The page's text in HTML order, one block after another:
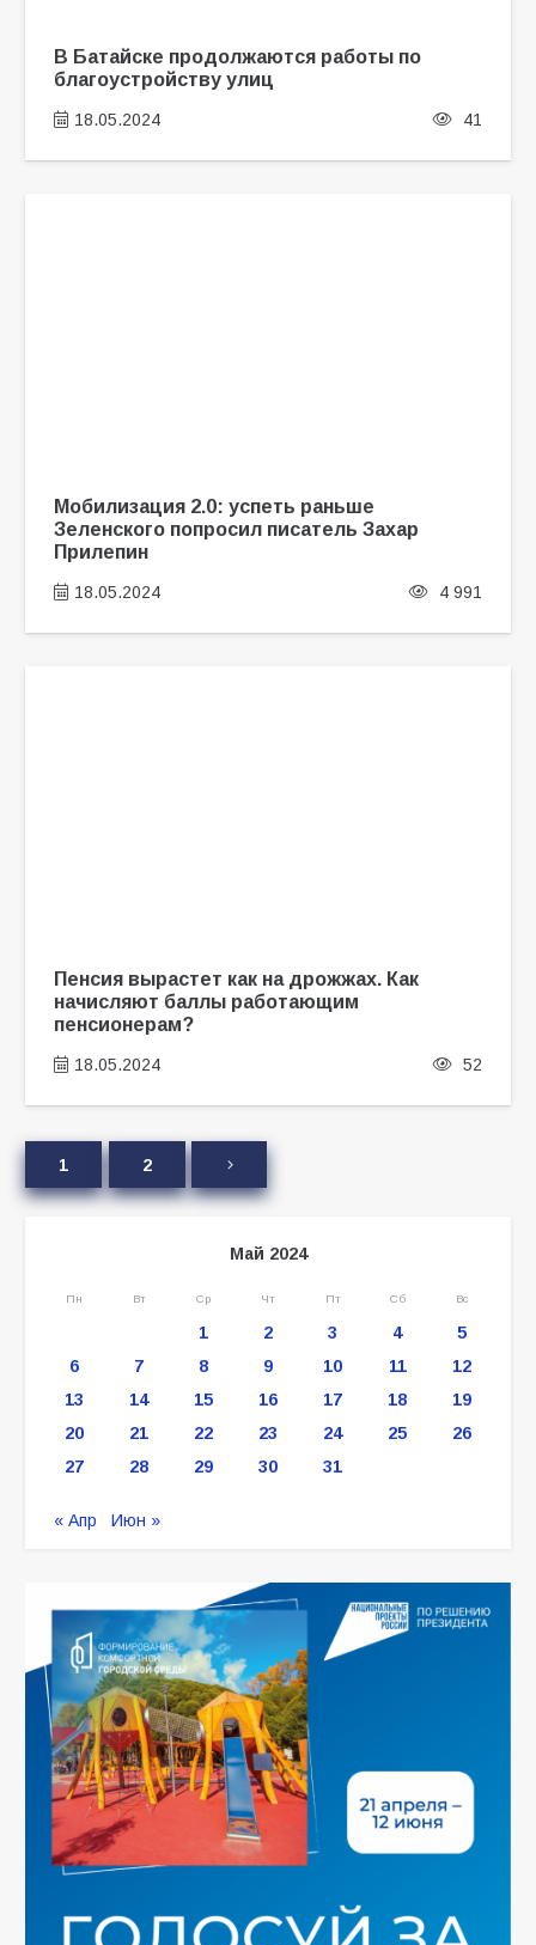
В Батайске продолжаются работы по
благоустройству улиц
18.05.2024 41
Мобилизация 2.0: успеть раньше
Зеленского попросил писатель Захар
Прилепин
18.05.2024 4 991
Пенсия вырастет как на дрожжах. Как
начисляют баллы работающим
пенсионерам?
18.05.2024 52
1 2
Май 2024
Пн Вт Ср Чт Пт Сб Вс
1 2 3 4
5
6
7 8 9 10 11
12
13
14 15 16 17 18
19
20
21 22 23 24 25
26
27
28 29 30 31
« Апр Июн »